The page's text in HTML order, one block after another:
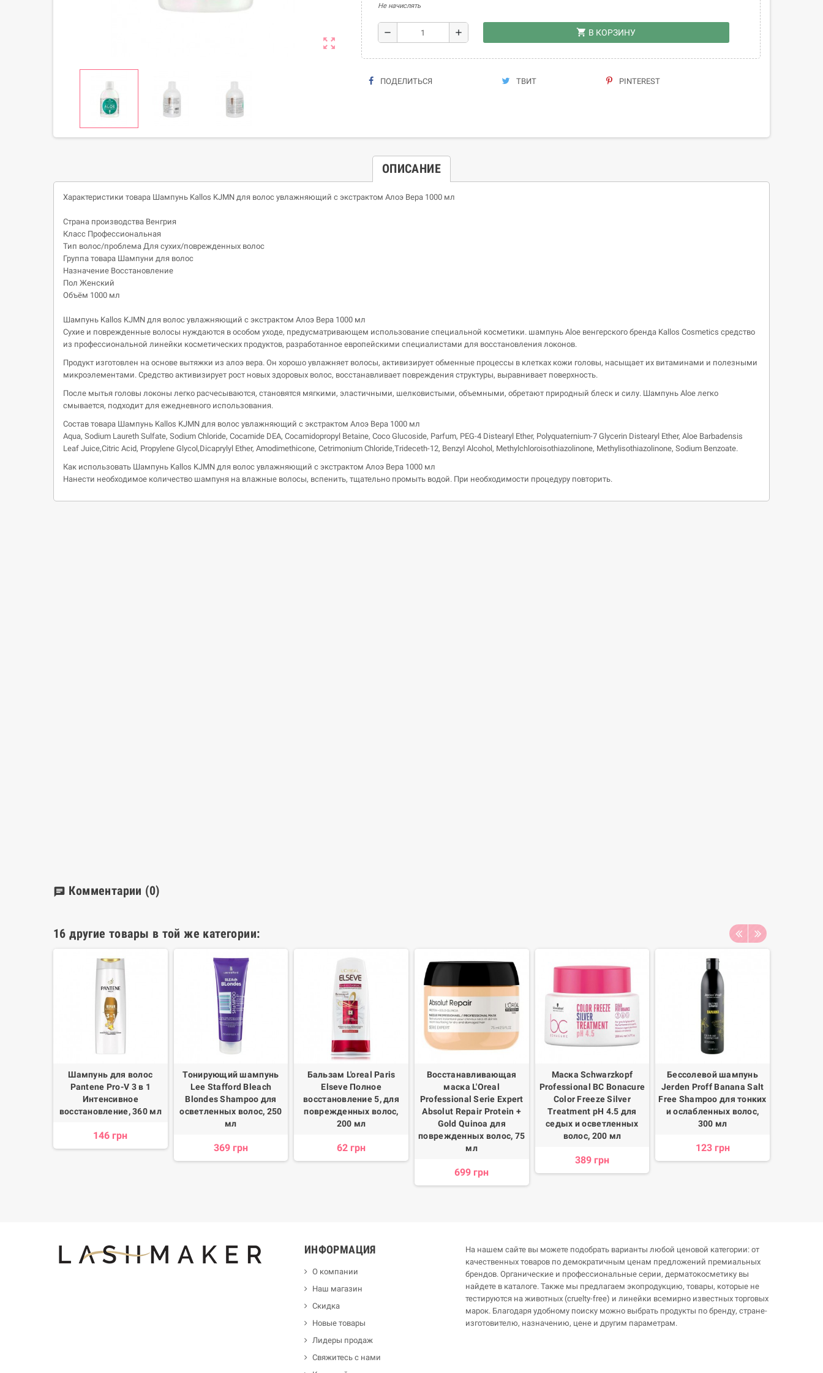
zoom_out_map
Не начислять
remove add shopping_cart В КОРЗИНУ
ПОДЕЛИТЬСЯ ТВИТ PINTEREST
ОПИСАНИЕ
Характеристики товара Шампунь Kallos KJMN для волос увлажняющий с экстрактом Алоэ Вера 1000 мл
Страна производства Венгрия
Класс Профессиональная
Тип волос/проблема Для сухих/поврежденных волос
Группа товара Шампуни для волос
Назначение Восстановление
Пол Женский
Объём 1000 мл
Шампунь Kallos KJMN для волос увлажняющий с экстрактом Алоэ Вера 1000 мл
Сухие и поврежденные волосы нуждаются в особом уходе, предусматривающем использование специальной косметики. шампунь Aloe венгерского бренда Kallos Cosmetics средство
из профессиональной линейки косметических продуктов, разработанное европейскими специалистами для восстановления локонов.
Продукт изготовлен на основе вытяжки из алоэ вера. Он хорошо увлажняет волосы, активизирует обменные процессы в клетках кожи головы, насыщает их витаминами и полезными
микроэлементами. Средство активизирует рост новых здоровых волос, восстанавливает повреждения структуры, выравнивает поверхность.
После мытья головы локоны легко расчесываются, становятся мягкими, эластичными, шелковистыми, объемными, обретают природный блеск и силу. Шампунь Aloe легко
смывается, подходит для ежедневного использования.
Состав товара Шампунь Kallos KJMN для волос увлажняющий с экстрактом Алоэ Вера 1000 мл
Aqua, Sodium Laureth Sulfate, Sodium Chloride, Cocamide DEA, Cocamidopropyl Betaine, Coco Glucoside, Parfum, PEG-4 Distearyl Ether, Polyquaternium-7 Glycerin Distearyl Ether, Aloe Barbadensis
Leaf Juice,Citric Acid, Propylene Glycol,Dicaprylyl Ether, Amodimethicone, Cetrimonium Chloride,Trideceth-12, Benzyl Alcohol, Methylchloroisothiazolinone, Methylisothiazolinone, Sodium Benzoate.
Как использовать Шампунь Kallos KJMN для волос увлажняющий с экстрактом Алоэ Вера 1000 мл
Нанести необходимое количество шампуня на влажные волосы, вспенить, тщательно промыть водой. При необходимости процедуру повторить.
chat Комментарии (0)
16 другие товары в той же категории:
Шампунь для волос
Pantene Pro-V 3 в 1
Интенсивное
восстановление, 360 мл
146 грн
Тонирующий шампунь
Lee Stafford Bleach
Blondes Shampoo для
осветленных волос, 250
мл
369 грн
Бальзам L'oreal Paris
Elseve Полное
восстановление 5, для
поврежденных волос,
200 мл
62 грн
Восстанавливающая
маска L'Oreal
Professional Serie Expert
Absolut Repair Protein +
Gold Quinoa для
поврежденных волос, 75
мл
699 грн
Маска Schwarzkopf
Professional BC Bonacure
Color Freeze Silver
Treatment pH 4.5 для
седых и осветленных
волос, 200 мл
389 грн
Бессолевой шампунь
Jerden Proff Banana Salt
Free Shampoo для тонких
и ослабленных волос,
300 мл
123 грн
ИНФОРМАЦИЯ
О компании
Наш магазин
Скидка
Новые товары
Лидеры продаж
Свяжитесь с нами
На нашем сайте вы можете подобрать варианты любой ценовой категории: от
качественных товаров по демократичным ценам предложений премиальных
брендов. Органические и профессиональные серии, дерматокосметику вы
найдете в каталоге. Также мы предлагаем экопродукцию, товары, которые не
тестируются на животных (cruelty-free) и линейки всемирно известных торговых
марок. Благодаря удобному поиску можно выбрать продукты по бренду, стране-
изготовителю, назначению, цене и другим параметрам.